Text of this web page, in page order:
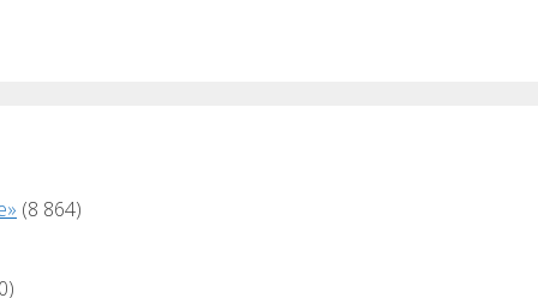
(8 864)